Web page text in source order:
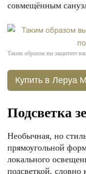
совмещённым
Таким образом вы защитите
Купить в Леруа
Подсветка
Необычная, но
прямоугольной
локального
подсветкой, словно